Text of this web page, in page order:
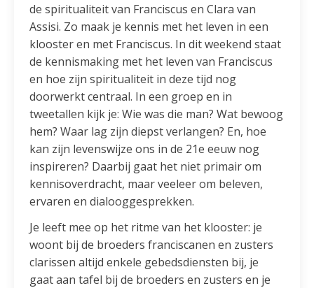
de spiritualiteit van Franciscus en Clara van
Assisi. Zo maak je kennis met het leven in een
klooster en met Franciscus. In dit weekend staat
de kennismaking met het leven van Franciscus
en hoe zijn spiritualiteit in deze tijd nog
doorwerkt centraal. In een groep en in
tweetallen kijk je: Wie was die man? Wat bewoog
hem? Waar lag zijn diepst verlangen? En, hoe
kan zijn levenswijze ons in de 21e eeuw nog
inspireren? Daarbij gaat het niet primair om
kennisoverdracht, maar veeleer om beleven,
ervaren en dialooggesprekken.
Je leeft mee op het ritme van het klooster: je
woont bij de broeders franciscanen en zusters
clarissen altijd enkele gebedsdiensten bij, je
gaat aan tafel bij de broeders en zusters en je